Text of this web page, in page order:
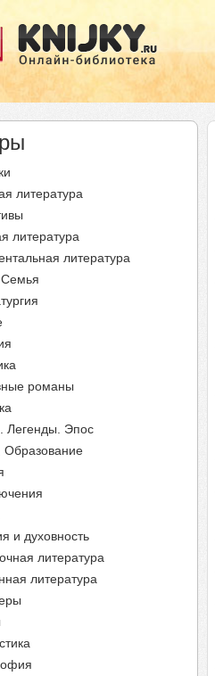
литература
литература
литература
романы
Эпос
Образование
и духовность
литература
литература